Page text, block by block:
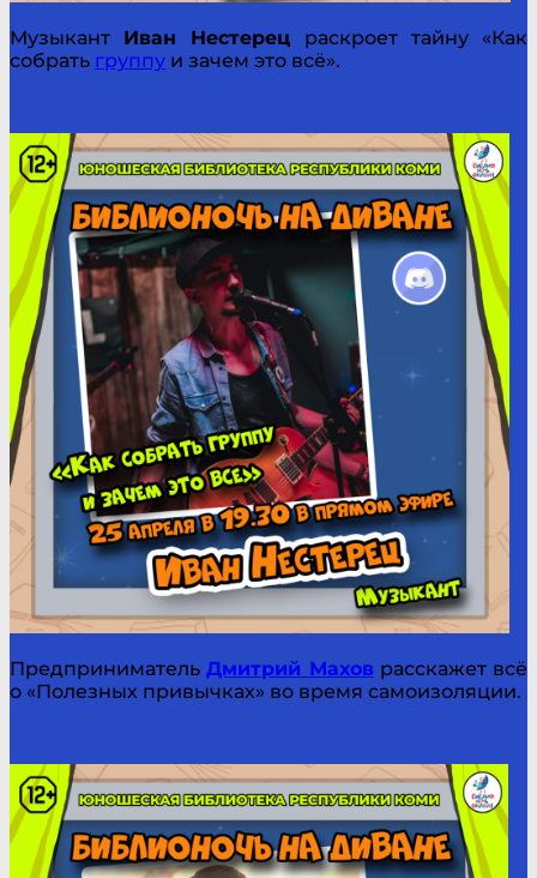
Музыкант Иван Нестерец раскроет тайну «Как
собрать группу и зачем это всё».
ПредпринимательДмитрий Махов расскажет всё
о «Полезных привычках» во время самоизоляции.